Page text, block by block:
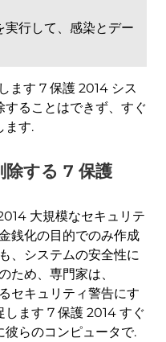
行して、感染とデー
ます 7 保護 2014 シス
ることはできず、すぐ
ます.
する 7 保護
大規模なセキュリテ
銭化の目的でのみ作成
、システムの安全性に
ため、専門家は、
セキュリティ警告にす
ます 7 保護 2014 すぐ
らのコンピュータで.